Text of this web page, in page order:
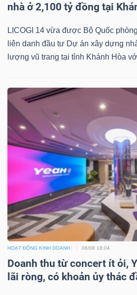
nhà ở 2,100 tỷ đồng tại
LICOGI 14 vừa được Bộ Quốc
liên danh đầu tư Dự án xây dựng
lượng vũ trang tại tỉnh Khánh Hòa
HOẠT ĐỘNG KINH DOANH 06/08 18:04
Doanh thu từ concert ít ỏi,
lãi ròng, có khoản ủy thác